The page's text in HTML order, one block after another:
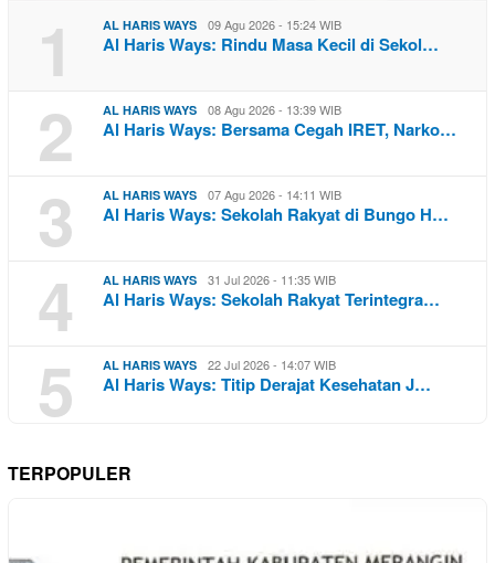
1 AL HARIS WAYS 09 Agu 2026 - 15:24 WIB
Al Haris Ways: Rindu Masa Kecil di Sekol…
2 AL HARIS WAYS 08 Agu 2026 - 13:39 WIB
Al Haris Ways: Bersama Cegah IRET, Narko…
3 AL HARIS WAYS 07 Agu 2026 - 14:11 WIB
Al Haris Ways: Sekolah Rakyat di Bungo H…
4 AL HARIS WAYS 31 Jul 2026 - 11:35 WIB
Al Haris Ways: Sekolah Rakyat Terintegra…
5 AL HARIS WAYS 22 Jul 2026 - 14:07 WIB
Al Haris Ways: Titip Derajat Kesehatan J…
TERPOPULER